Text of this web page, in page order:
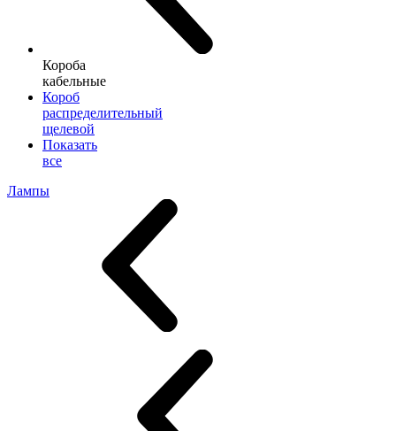
Короба
кабельные
Короб
распределительный
щелевой
Показать
все
Лампы